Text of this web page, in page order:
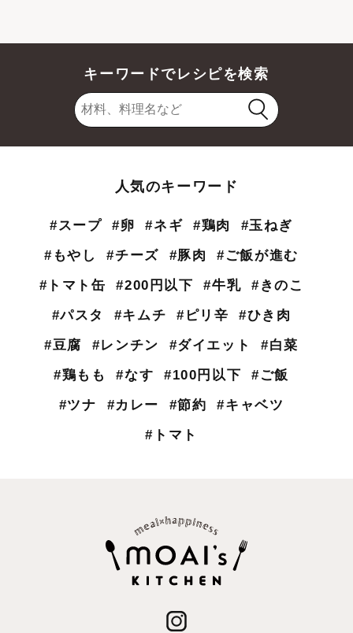
キーワードでレシピを検索
人気のキーワード
#スープ #卵 #ネギ #鶏肉
#玉ねぎ
#もやし
#チーズ #豚肉
#ご飯が進む
#トマト缶
#200円以下 #牛乳
#きのこ
#パスタ
#キムチ #ピリ辛
#ひき肉
#豆腐
#レンチン #ダイエット
#白菜
#鶏もも
#なす #100円以下
#ご飯
#ツナ
#カレー #節約
#キャベツ
#トマト